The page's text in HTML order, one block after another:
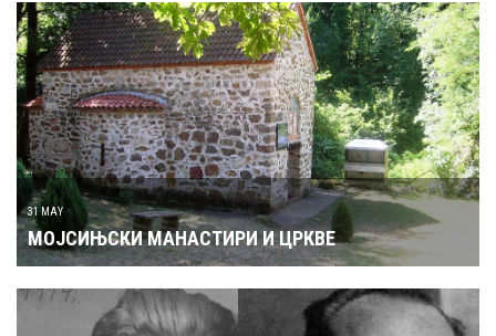
31 MAY
МОЈСИЊСКИ МАНАСТИРИ И ЦРКВЕ